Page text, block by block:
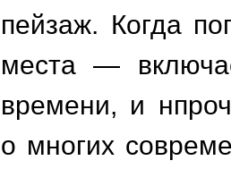
пейзаж. Когда
места —
времени, и
о многих